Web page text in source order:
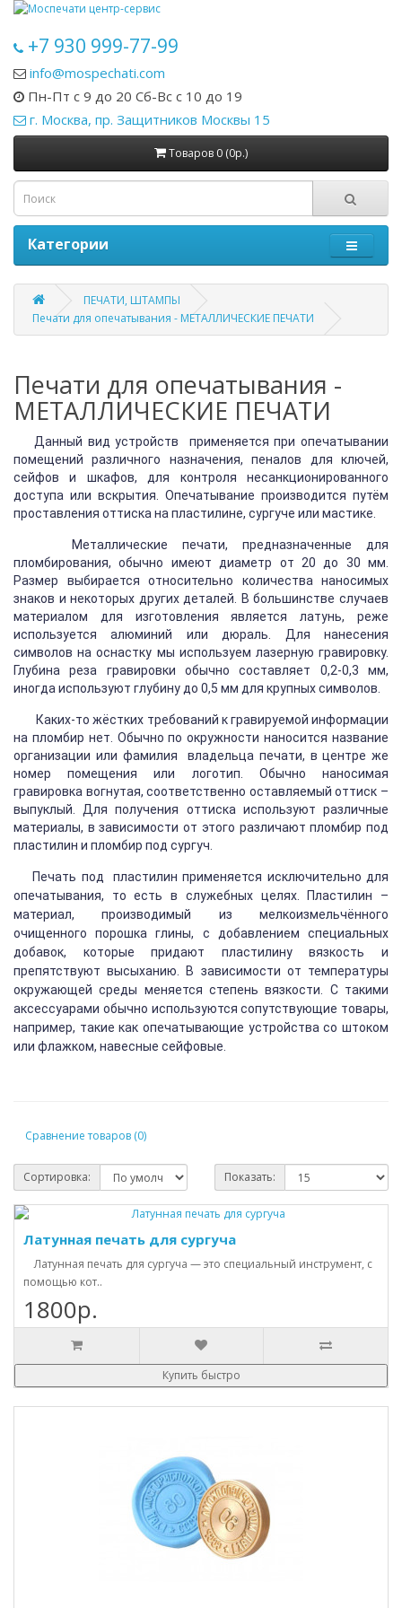
+7 930 999-77-99
info@mospechati.com
Пн-Пт с 9 до 20 Сб-Вс с 10 до 19
г. Москва, пр. Защитников Москвы 15
Товаров 0 (0р.)
Категории
ПЕЧАТИ, ШТАМПЫ
Печати для опечатывания - МЕТАЛЛИЧЕСКИЕ ПЕЧАТИ
Печати для опечатывания -
МЕТАЛЛИЧЕСКИЕ ПЕЧАТИ
Данный вид устройств применяется при опечатывании
помещений различного назначения, пеналов для ключей,
сейфов и шкафов, для контроля несанкционированного
доступа или вскрытия. Опечатывание производится путём
проставления оттиска на пластилине, сургуче или мастике.
Металлические печати, предназначенные для
пломбирования, обычно имеют диаметр от 20 до 30 мм.
Размер выбирается относительно количества наносимых
знаков и некоторых других деталей. В большинстве случаев
материалом для изготовления является латунь, реже
используется алюминий или дюраль. Для нанесения
символов на оснастку мы используем лазерную гравировку.
Глубина реза гравировки обычно составляет 0,2-0,3 мм,
иногда используют глубину до 0,5 мм для крупных символов.
Каких-то жёстких требований к гравируемой информации
на пломбир нет. Обычно по окружности наносится название
организации или фамилия владельца печати, в центре же
номер помещения или логотип. Обычно наносимая
гравировка вогнутая, соответственно оставляемый оттиск –
выпуклый. Для получения оттиска используют различные
материалы, в зависимости от этого различают пломбир под
пластилин и пломбир под сургуч.
Печать под пластилин применяется исключительно для
опечатывания, то есть в служебных целях. Пластилин –
материал, производимый из мелкоизмельчённого
очищенного порошка глины, с добавлением специальных
добавок, которые придают пластилину вязкость и
препятствуют высыханию. В зависимости от температуры
окружающей среды меняется степень вязкости. С такими
аксессуарами обычно используются сопутствующие товары,
например, такие как опечатывающие устройства со штоком
или флажком, навесные сейфовые.
Сравнение товаров (0)
Сортировка: Показать:
Латунная печать для сургуча
Латунная печать для сургуча — это специальный инструмент, с
помощью кот..
1800р.
Купить быстро